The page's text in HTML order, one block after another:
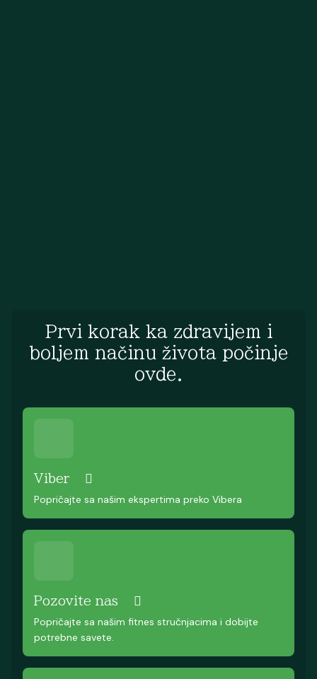
Prvi korak ka zdravijem i
boljem načinu života počinje
ovde.
Viber
Popričajte sa našim ekspertima preko Vibera
Pozovite nas
Popričajte sa našim fitnes stručnjacima i dobijte
potrebne savete.